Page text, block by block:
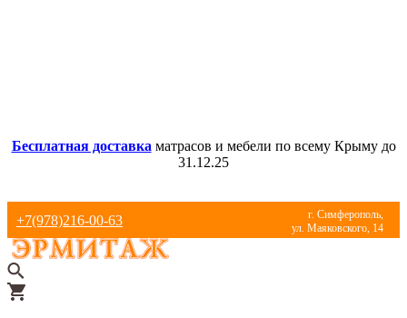
Бесплатная доставка матрасов и мебели по всему Крыму до
31.12.25
+7(978)216-00-63
г. Симферополь,
ул. Маяковского, 14